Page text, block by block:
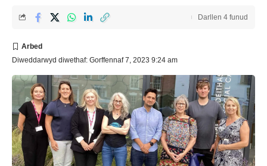
Diweddarwyd diwethaf: Gorffennaf 7, 2023 9:24 am
Darllen 4 funud